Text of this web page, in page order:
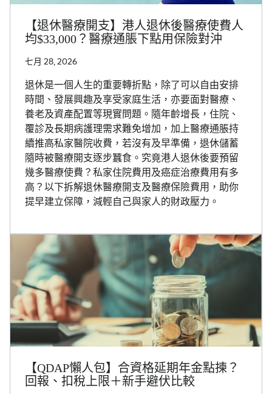
【退休醫療開支】港人退休後醫療使費人
均$33,000？醫療通脹下點用保險對沖
七月 28, 2026
退休是一個人生的重要轉折點，除了可以自由安排
時間、發展興趣及享受家庭生活，亦要面對醫療、
養老及資產配置等現實問題。隨年齡增長，住院、
覆診及長期病護理需求難免增加，加上醫療通脹持
續推高私家醫院收費，若沒有及早準備，退休儲蓄
隨時被醫療開支逐步蠶食。究竟港人退休後要預留
幾多醫療使費？私家住院費用及癌症治療費用有多
高？以下拆解退休醫療開支及醫療保險費用，助你
提早建立保障，減輕自己與家人的財政壓力。
【QDAP懶人包】合資格延期年金點揀？
回報、扣稅上限＋新手避伏比較